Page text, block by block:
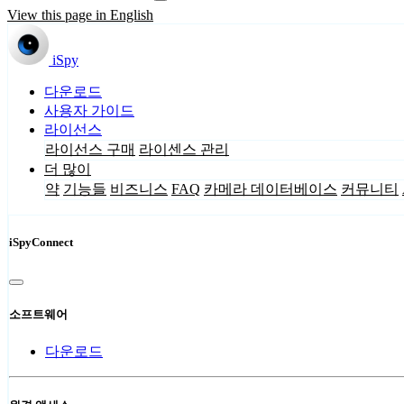
View this page in English
iSpy
다운로드
사용자 가이드
라이선스
라이선스 구매 라이센스 관리
더 많이
약 기능들 비즈니스 FAQ 카메라 데이터베이스 커뮤니티
iSpyConnect
소프트웨어
다운로드